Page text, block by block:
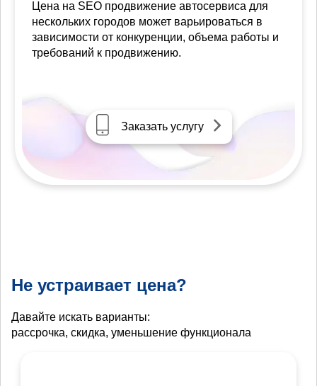
Цена на SEO продвижение автосервиса для
нескольких городов может варьироваться в
зависимости от конкуренции, объема работы и
требований к продвижению.
Заказать услугу
Не устраивает цена?
Давайте искать варианты:
рассрочка, скидка, уменьшение функционала